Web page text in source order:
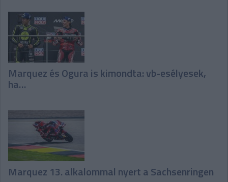
Marquez és Ogura is kimondta: vb-esélyesek,
ha…
Marquez 13. alkalommal nyert a Sachsenringen